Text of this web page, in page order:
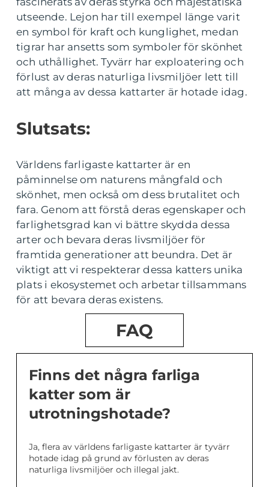
utseende. Lejon har till exempel länge varit
en symbol för kraft och kunglighet, medan
tigrar har ansetts som symboler för skönhet
och uthållighet. Tyvärr har exploatering och
förlust av deras naturliga livsmiljöer lett till
att många av dessa kattarter är hotade idag.
Slutsats:
Världens farligaste kattarter är en
påminnelse om naturens mångfald och
skönhet, men också om dess brutalitet och
fara. Genom att förstå deras egenskaper och
farlighetsgrad kan vi bättre skydda dessa
arter och bevara deras livsmiljöer för
framtida generationer att beundra. Det är
viktigt att vi respekterar dessa katters unika
plats i ekosystemet och arbetar tillsammans
för att bevara deras existens.
FAQ
Finns det några farliga
katter som är
utrotningshotade?
Ja, flera av världens farligaste kattarter är tyvärr
hotade idag på grund av förlusten av deras
naturliga livsmiljöer och illegal jakt.